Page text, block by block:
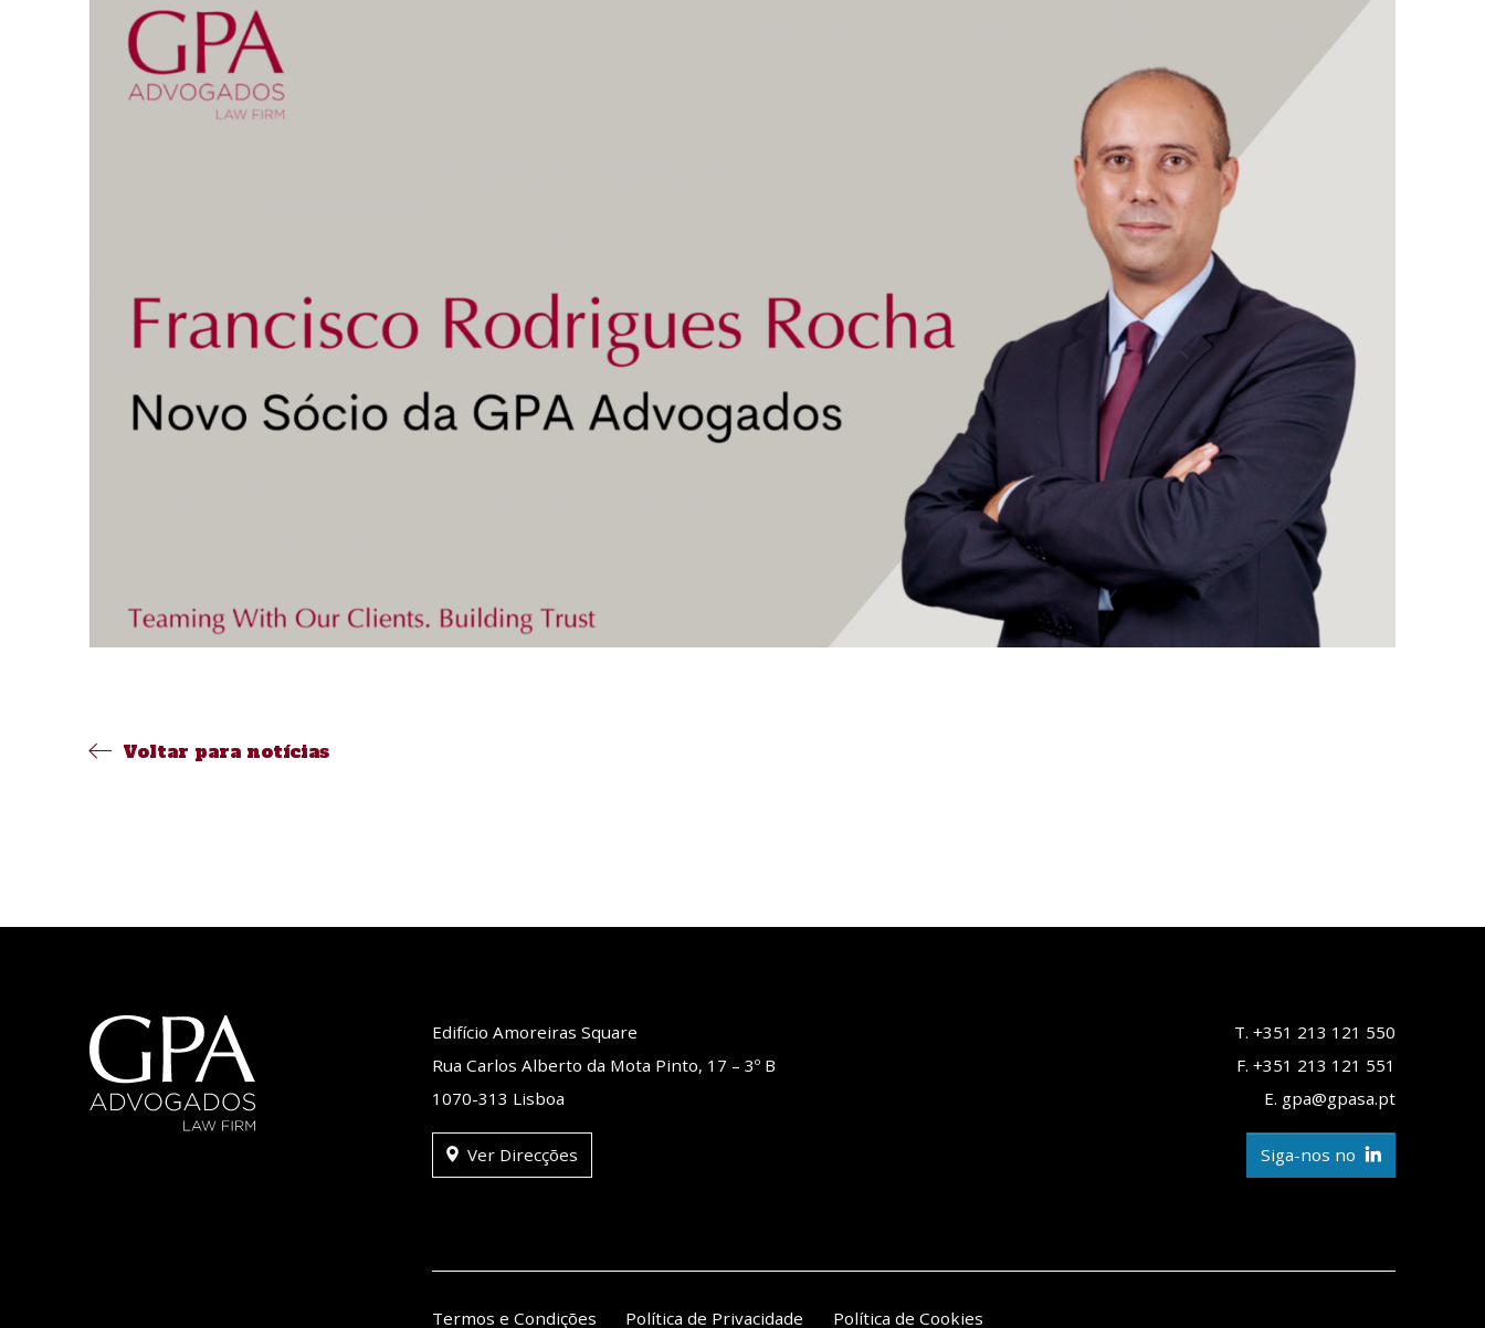
Voltar para notícias
Edifício Amoreiras Square
Rua Carlos Alberto da Mota Pinto, 17 – 3º B
1070-313 Lisboa
Ver Direcções
T. +351 213 121 550
F. +351 213 121 551
E. gpa@gpasa.pt
Siga-nos no
Termos e Condições Política de Privacidade Política de Cookies